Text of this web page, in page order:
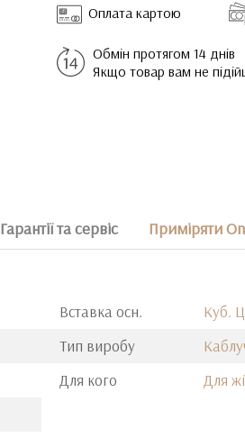
Оплата картою
Обмін протягом 14 днів
Якщо товар вам не
Гарантії та сервіс Приміряти
Вставка осн.
Куб.
Тип виробу
Для кого
Для